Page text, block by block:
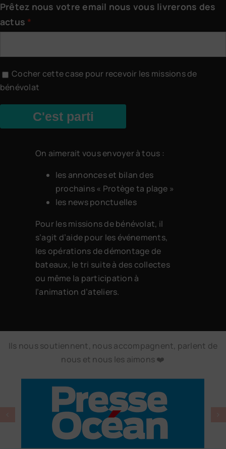
Prêtez nous votre email nous vous livrerons des
actus
Cocher cette case pour recevoir les missions de
bénévolat
C'est parti
On aimerait vous envoyer à tous :
les annonces et bilan des
prochains « Protège ta plage »
les news ponctuelles
Pour les missions de bénévolat, il
s’agit d’aide pour les événements,
les opérations de démontage de
bateaux, le tri suite à des collectes
ou même la participation à
l’animation d’ateliers.
Ils nous soutiennent, nous accompagnent, parlent de
nous et nous les aimons ❤️